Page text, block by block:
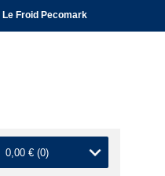
Le Froid Pecomark
0,00 € (0)